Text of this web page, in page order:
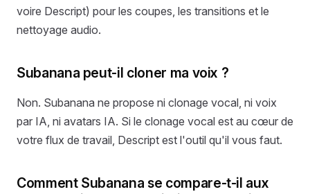
voire Descript) pour les coupes, les transitions et le
nettoyage audio.
Subanana peut-il cloner ma voix ?
Non. Subanana ne propose ni clonage vocal, ni voix
par IA, ni avatars IA. Si le clonage vocal est au cœur de
votre flux de travail, Descript est l'outil qu'il vous faut.
Comment Subanana se compare-t-il aux